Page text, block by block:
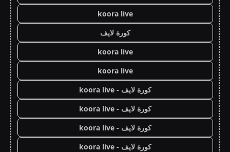
koora live
كورة لايف
koora live
koora live
كورة لايف - koora live
كورة لايف - koora live
كورة لايف - koora live
كورة لايف - koora live